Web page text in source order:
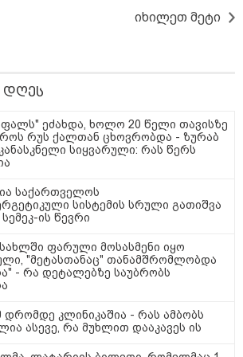
დაკავშირებით ერთობლივ
განცხადებას ავრცელებენ
საქართველოს მთავრობას, მისი
გათავისუფლებისკენ" - რას
წერს ეუთო-ს წარმომადგენელი
მზია ამაღლობელზე?
"ჩვენთვის ეს ეგზოტიკაა, ჩვენს
სტუმრებს ასე ვუხსნით - ბევრი
სანთელი, ეგზოტიკა და
შალვა ალავერდაშვილი
ელექტროენერგიის გათიშვებზე
"არ ვიცი, თუ ვინმე იცის, რასთან
არის დაკავშირებული ნია
იმნაძის 10 თვის თავზე დაკავება
- რა უნდა თქვას 16 წლის
იხილეთ მეტი
ეძახდა, ხოლო 20 წელი თავისზე
რუს ქალთან ცხოვრობდა - ზურაბ
სიყვარული: რას წერს
საქართველოს
სისტემის სრული გათიშვა
ის წევრი
სახლში ფარული მოსასმენი იყო
"მეტასთანაც" თანამშრომლობდა
- რა დეტალებზე საუბრობს
დრომდე კლინიკაშია - რას ამბობს
ასევე, რა მუხლით დააკავეს ის